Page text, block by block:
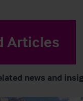
Articles
news and